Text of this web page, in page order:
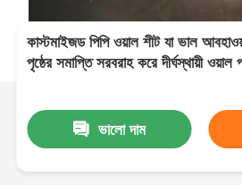
কাস্টমাইজড পিপি ওয়াল শীট যা ভাল
পৃষ্ঠের সমাপ্তি সরবরাহ করে দীর্ঘস্থায়ী
ভালো দাম